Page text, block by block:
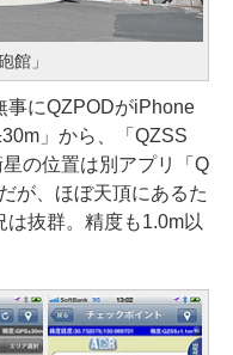
館」
にQZPODがiPhone
」から、「QZSS
の位置は別アプリ「Q
が、ほぼ天頂にあるた
抜群。精度も1.0m以